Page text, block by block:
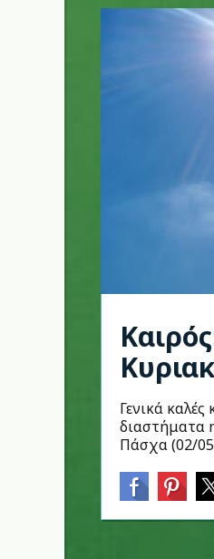
Γενικά
διαστήματα
Πάσχα (02/